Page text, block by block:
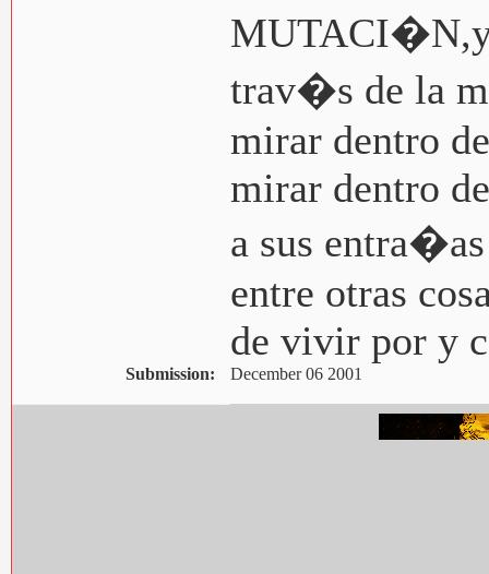
MUTACI�N,y
trav�s de la
mirar dentro
mirar dentro
a sus
entre otras
de vivir por y
Submission: December 06 2001